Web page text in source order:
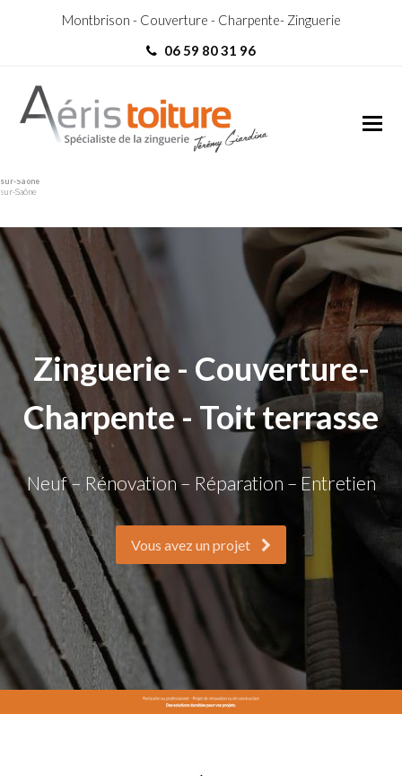
Montbrison - Couverture - Charpente- Zinguerie
06 59 80 31 96
sur-Saône
sur-Saône
Zinguerie - Couverture-
Charpente - Toit terrasse
Neuf – Rénovation – Réparation – Entretien
Vous avez un projet